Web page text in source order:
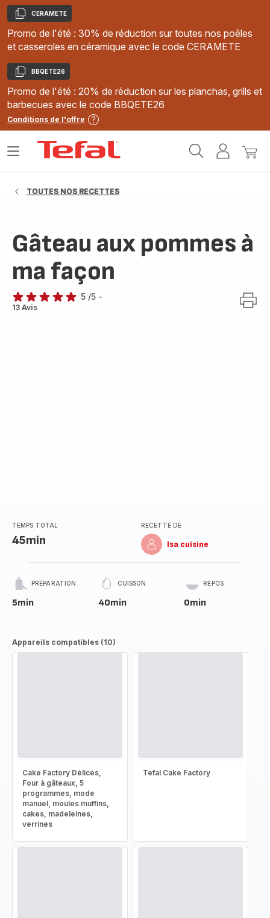
Copier
CERAMETE
Promo de l'été : 30% de réduction sur toutes nos poêles
et casseroles en céramique avec le code CERAMETE
Copier
BBQETE26
Promo de l'été : 20% de réduction sur les planchas, grills et
barbecues avec le code BBQETE26
Conditions de l'offre
MonMon
Ouvrir
TOUTES NOS RECETTES
Gâteau aux pommes à
ma façon
Avis
5 /5 -
13 Avis
TEMPS TOTAL
45min
RECETTE DE
Isa cuisine
PRÉPARATION
5min
CUISSON
40min
REPOS
0min
Appareils compatibles (10)
Cake Factory Délices,
Four à gâteaux, 5
programmes, mode
manuel, moules muffins,
cakes, madeleines,
verrines
Tefal Cake Factory